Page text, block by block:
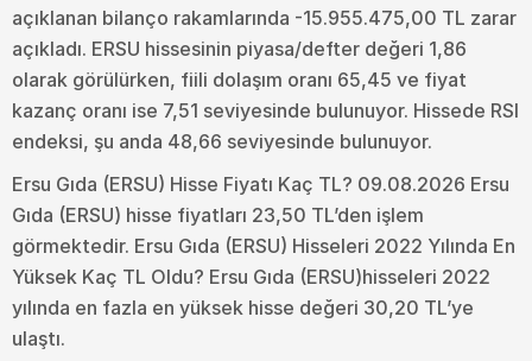
açıklanan bilanço rakamlarında -15.955.475,00 TL zarar
açıkladı. ERSU hissesinin piyasa/defter değeri 1,86
olarak görülürken, fiili dolaşım oranı 65,45 ve fiyat
kazanç oranı ise 7,51 seviyesinde bulunuyor. Hissede RSI
endeksi, şu anda 48,66 seviyesinde bulunuyor.
Ersu Gıda (ERSU) Hisse Fiyatı Kaç TL? 09.08.2026 Ersu
Gıda (ERSU) hisse fiyatları 23,50 TL’den işlem
görmektedir. Ersu Gıda (ERSU) Hisseleri 2022 Yılında En
Yüksek Kaç TL Oldu? Ersu Gıda (ERSU)hisseleri 2022
yılında en fazla en yüksek hisse değeri 30,20 TL’ye
ulaştı.